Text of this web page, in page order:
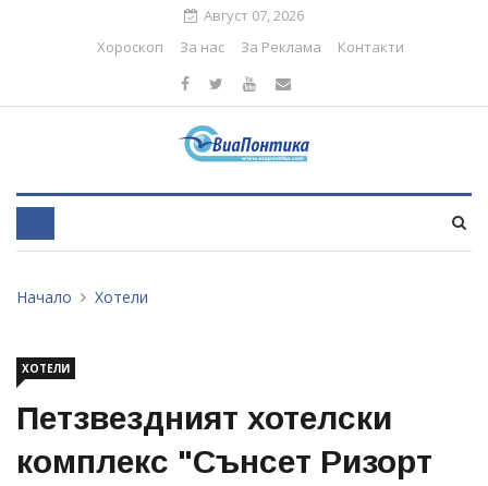
Август 07, 2026
Хороскоп
За нас За Реклама Контакти
Начало Хотели
ХОТЕЛИ
Петзвездният хотелски
комплекс "Сънсет Ризорт